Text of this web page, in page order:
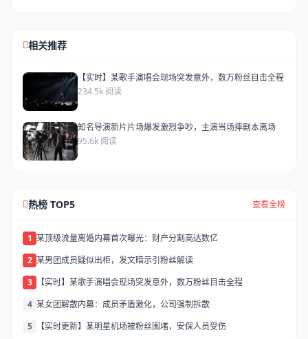
相关推荐
【实时】某歌手演唱会现场突发意外，数万粉丝目击全程
234.5k 阅读
知名导演新片片场爆发激烈争吵，主演当场摔剧本离场
95.6k 阅读
热榜 TOP5 查看全榜
1 某顶级流量离婚内幕首次曝光：财产分割高达数亿
2 某男团成员疑似出柜，发文暗示引粉丝解读
3
【实时】某歌手演唱会现场突发意外，数万粉丝目击全程
4 某女团解散内幕：成员矛盾激化，公司强制拆散
5
【实时更新】某明星机场被粉丝围堵，安保人员受伤